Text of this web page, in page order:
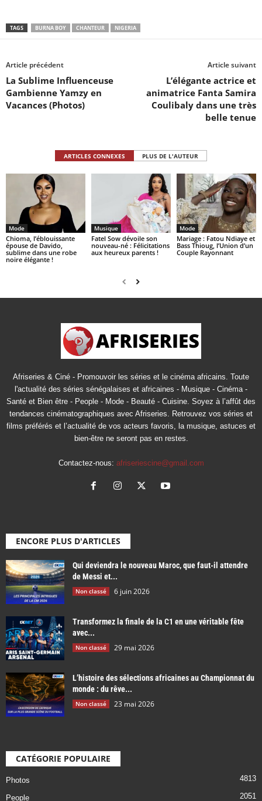
TAGS BURNA BOY CHANTEUR NIGERIA
Article précédent
La Sublime Influenceuse
Gambienne Yamzy en
Vacances (Photos)
Article suivant
L’élégante actrice et
animatrice Fanta Samira
Coulibaly dans une très
belle tenue
ARTICLES CONNEXES PLUS DE L'AUTEUR
Mode
Chioma, l’éblouissante
épouse de Davido,
sublime dans une robe
noire élégante !
Musique
Fatel Sow dévoile son
nouveau-né : Félicitations
aux heureux parents !
Mode
Mariage : Fatou Ndiaye et
Bass Thioug, l’Union d’un
Couple Rayonnant
Afriseries & Ciné - Promouvoir les séries et le cinéma africains. Toute
l'actualité des séries sénégalaises et africaines - Musique - Cinéma -
Santé et Bien être - People - Mode - Beauté - Cuisine. Soyez à l’affût des
tendances cinématographiques avec Afriseries. Retrouvez vos séries et
films préférés et l’actualité de vos acteurs favoris, la musique, astuces et
bien-être ne seront pas en restes.
Contactez-nous: afriseriescine@gmail.com
ENCORE PLUS D'ARTICLES
Qui deviendra le nouveau Maroc, que faut-il attendre
de Messi et...
Non classé 6 juin 2026
Transformez la finale de la C1 en une véritable fête
avec...
Non classé 29 mai 2026
L’histoire des sélections africaines au Championnat du
monde : du rêve...
Non classé 23 mai 2026
CATÉGORIE POPULAIRE
Photos 4813
People 2051